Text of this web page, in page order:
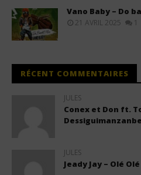
Vano Baby – Do
21 AVRIL 2025 1
RÉCENT COMMENTAIRES
JULES
Conex et Don ft.
JULES
Jeady Jay – Olé